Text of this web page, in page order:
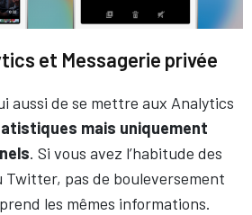
et Messagerie privée
aussi de se mettre aux Analytics
mais uniquement
. Si vous avez l’habitude des
Twitter, pas de bouleversement
les mêmes informations.